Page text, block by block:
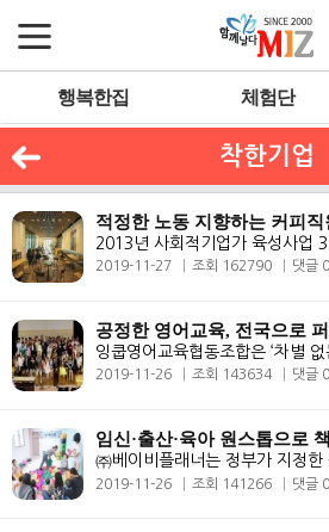
행복한집 체험단
착한기업
적정한 노동 지향하는 커피
2019-11-27 조회 162790 댓글 0
공정한 영어교육, 전국으로
2019-11-26 조회 143634 댓글 0
임신·출산·육아 원스톱으로
2019-11-26 조회 141266 댓글 0